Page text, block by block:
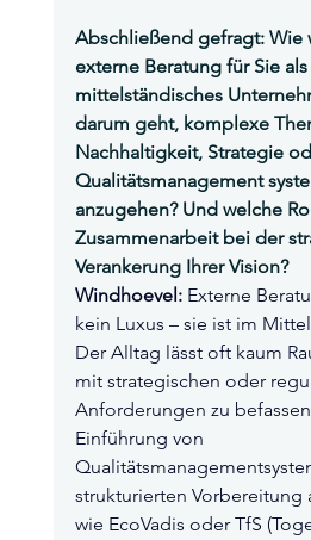
Abschließend gefragt: Wie
externe Beratung für Sie als
mittelständisches
darum geht, komplexe
Nachhaltigkeit, Strategie
Qualitätsmanagement
anzugehen? Und welche
Zusammenarbeit bei der
Verankerung Ihrer Vision?
Windhoevel: Externe
kein Luxus – sie ist im
Der Alltag lässt oft kaum
mit strategischen oder
Anforderungen zu
Einführung von
strukturierten Vorbereitung
wie EcoVadis oder TfS